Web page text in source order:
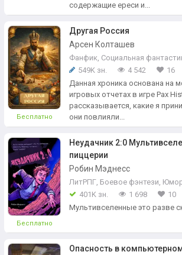
содержащие ереси и...
Бесплатно
Другая Россия
Арсен Колташев
Фанфик Социальная
549K зн.
4 542
16
Данная хроника основана на
игровых отчетах в игре Pax
рассказывается, какие я
они повлияли...
Бесплатно
Неудачник 2:0
пиццерии
Робин Мэднесс
ЛитРПГ Боевое фэнтези
401K зн.
1 698
10
Мультивселенные это разве
Опасность в